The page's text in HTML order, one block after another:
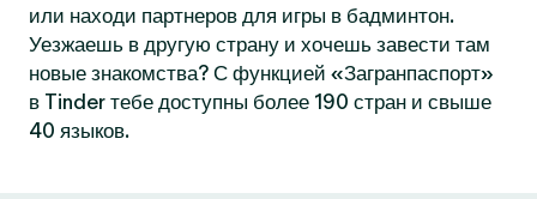
или находи партнеров для игры в бадминтон.
Уезжаешь в другую страну и хочешь завести там
новые знакомства? С функцией «Загранпаспорт»
в Tinder тебе доступны более 190 стран и свыше
40 языков.